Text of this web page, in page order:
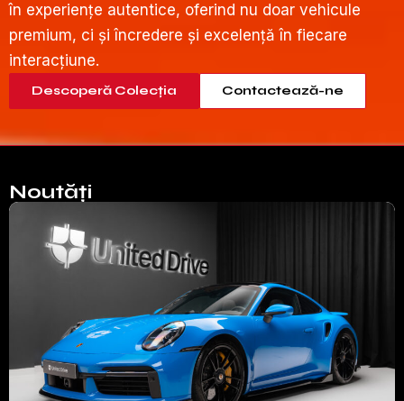
în experiențe autentice, oferind nu doar vehicule
premium, ci și încredere și excelență în fiecare
interacțiune.
Descoperă Colecția Contactează-ne
Noutăți